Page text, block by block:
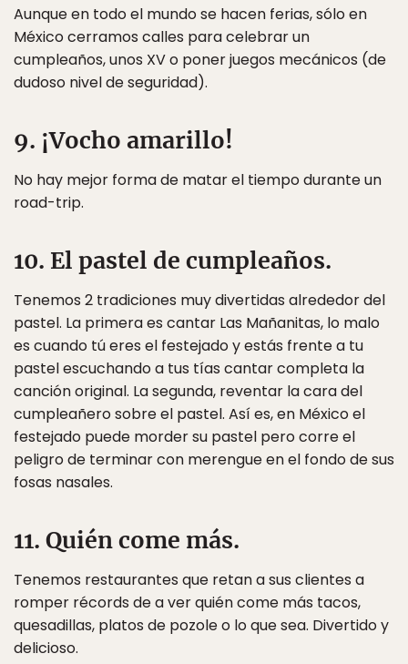
Aunque en todo el mundo se hacen ferias, sólo en
México cerramos calles para celebrar un
cumpleaños, unos XV o poner juegos mecánicos (de
dudoso nivel de seguridad).
9. ¡Vocho amarillo!
No hay mejor forma de matar el tiempo durante un
road-trip.
10. El pastel de cumpleaños.
Tenemos 2 tradiciones muy divertidas alrededor del
pastel. La primera es cantar Las Mañanitas, lo malo
es cuando tú eres el festejado y estás frente a tu
pastel escuchando a tus tías cantar completa la
canción original. La segunda, reventar la cara del
cumpleañero sobre el pastel. Así es, en México el
festejado puede morder su pastel pero corre el
peligro de terminar con merengue en el fondo de sus
fosas nasales.
11. Quién come más.
Tenemos restaurantes que retan a sus clientes a
romper récords de a ver quién come más tacos,
quesadillas, platos de pozole o lo que sea. Divertido y
delicioso.